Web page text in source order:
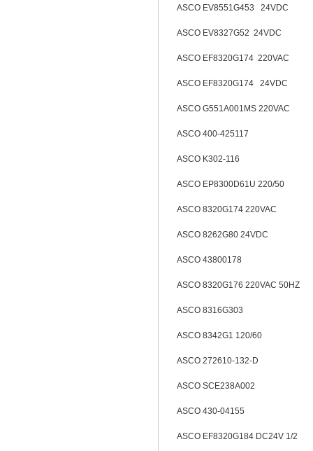
ASCO EV8551G453 24VDC
ASCO EV8327G52 24VDC
ASCO EF8320G174 220VAC
ASCO EF8320G174 24VDC
ASCO G551A001MS 220VAC
ASCO 400-425117
ASCO K302-116
ASCO EP8300D61U 220/50
ASCO 8320G174 220VAC
ASCO 8262G80 24VDC
ASCO 43800178
ASCO 8320G176 220VAC 50HZ
ASCO 8316G303
ASCO 8342G1 120/60
ASCO 272610-132-D
ASCO SCE238A002
ASCO 430-04155
ASCO EF8320G184 DC24V 1/2